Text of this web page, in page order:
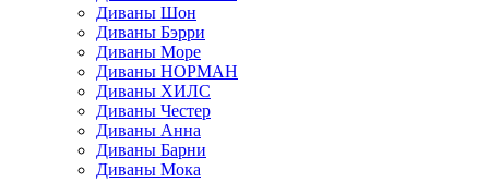
Диваны Шон
Диваны Бэрри
Диваны Море
Диваны НОРМАН
Диваны ХИЛС
Диваны Честер
Диваны Анна
Диваны Барни
Диваны Мока